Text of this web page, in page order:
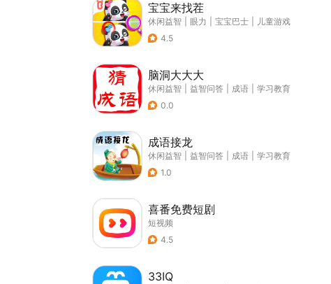
宝宝来找茬
休闲益智 眼力 宝宝巴士
儿童游戏
4.5
脑洞大大大
休闲益智 益智问答 成语
学习教育
0.0
成语接龙
休闲益智 益智问答 成语
学习教育
1.0
喜番免费短剧
短视频
4.5
33IQ